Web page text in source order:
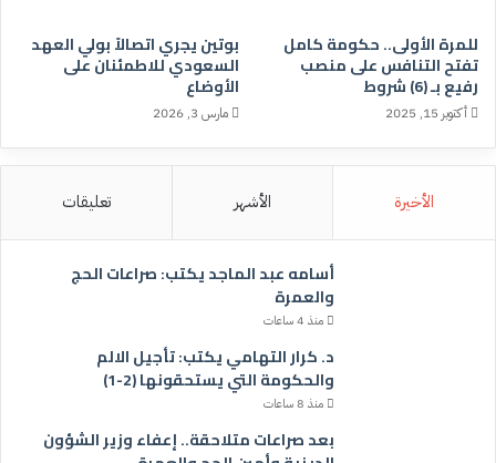
للمرة الأولى.. حكومة كامل
تفتح التنافس على منصب
رفيع بـ (6) شروط
أكتوبر 15, 2025
بوتين يجري اتصالاً بولي العهد
السعودي للاطمئنان على
الأوضاع
مارس 3, 2026
الأخيرة الأشهر تعليقات
أسامه عبد الماجد يكتب: صراعات الحج
والعمرة
منذ 4 ساعات
د. كرار التهامي يكتب: تأجيل الالم
والحكومة التي يستحقونها (2-1)
منذ 8 ساعات
بعد صراعات متلاحقة.. إعفاء وزير الشؤون